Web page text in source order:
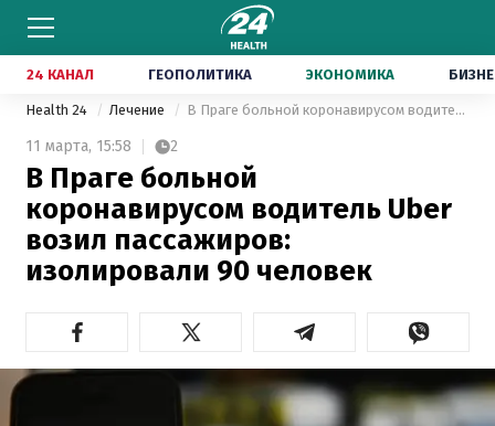
24 КАНАЛ ГЕОПОЛИТИКА ЭКОНОМИКА
Health 24 Лечение В Праге больной коронавирусом водитель Uber возил пассажиров: изолировали 90 человек
11 марта, 15:58 2
В Праге больной
коронавирусом водитель Uber
возил пассажиров:
изолировали 90 человек